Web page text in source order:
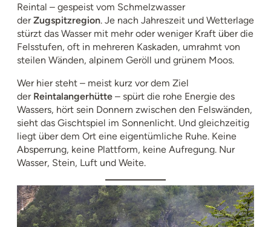
Reintal – gespeist vom Schmelzwasser
derZugspitzregion. Je nach Jahreszeit und Wetterlage
stürzt das Wasser mit mehr oder weniger Kraft über die
Felsstufen, oft in mehreren Kaskaden, umrahmt von
steilen Wänden, alpinem Geröll und grünem Moos.
Wer hier steht – meist kurz vor dem Ziel
der Reintalangerhütte – spürt die rohe Energie des
Wassers, hört sein Donnern zwischen den Felswänden,
sieht das Gischtspiel im Sonnenlicht. Und gleichzeitig
liegt über dem Ort eine eigentümliche Ruhe. Keine
Absperrung, keine Plattform, keine Aufregung. Nur
Wasser, Stein, Luft und Weite.